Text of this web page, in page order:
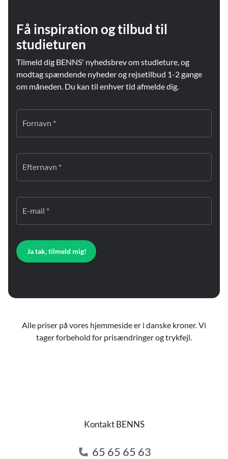
Få inspiration og tilbud til
studieturen
Tilmeld dig BENNS' nyhedsbrev om studieture, og
modtag spændende nyheder og rejsetilbud 1-2 gange
om måneden. Du kan til enhver tid afmelde dig.
Fornavn *
Efternavn *
E-mail *
Ja tak, tilmeld mig!
Alle priser på vores hjemmeside er i danske kroner. Vi
tager forbehold for prisændringer og trykfejl.
Kontakt BENNS
65 65 65 63